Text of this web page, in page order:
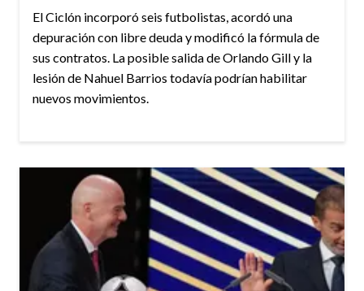
El Ciclón incorporó seis futbolistas, acordó una
depuración con libre deuda y modificó la fórmula de
sus contratos. La posible salida de Orlando Gill y la
lesión de Nahuel Barrios todavía podrían habilitar
nuevos movimientos.